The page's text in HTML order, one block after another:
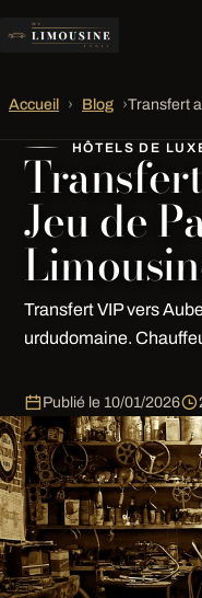
Accueil › Blog ›Transfert
HÔTELS DE
Jeu de
Transfert VIP vers
urdudomaine.
Publié le 10/01/2026